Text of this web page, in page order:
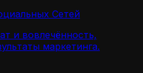
Сетей
и вовлечённость,
маркетинга.